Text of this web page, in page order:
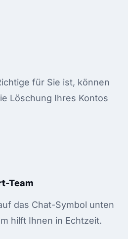
für Sie ist, können
Löschung Ihres Kontos
Team
das Chat-Symbol unten
hilft Ihnen in Echtzeit.